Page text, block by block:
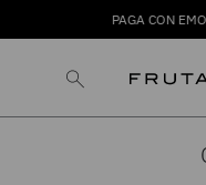
PAGA CON